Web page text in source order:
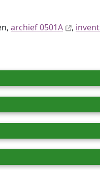
archief 0501A ,